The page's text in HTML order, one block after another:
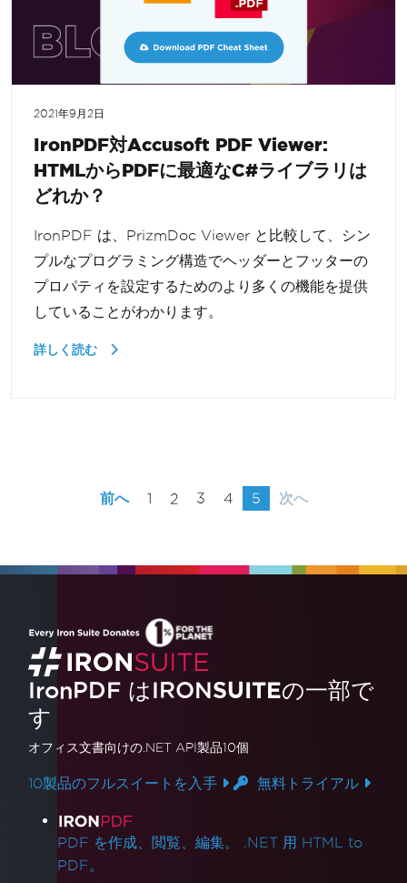
2021年9月2日
IronPDF対Accusoft PDF Viewer:
HTMLからPDFに最適なC#ライブラリは
どれか？
IronPDF は、PrizmDoc Viewer と比較して、シン
プルなプログラミング構造でヘッダーとフッターの
プロパティを設定するためのより多くの機能を提供
していることがわかります。
詳しく読む
前へ 1 2 3 4 5 次へ
IronPDF はIRONSUITEの一部で
す
オフィス文書向けの.NET API製品10個
10製品のフルスイートを入手 無料トライアル
製品リンク
PDF を作成、閲覧、編集。 .NET 用 HTML to
PDF。